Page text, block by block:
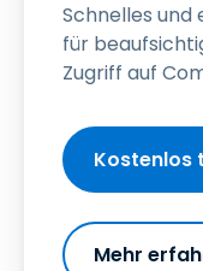
Schnelles
für
Zugriff auf
Kostenlos
Mehr